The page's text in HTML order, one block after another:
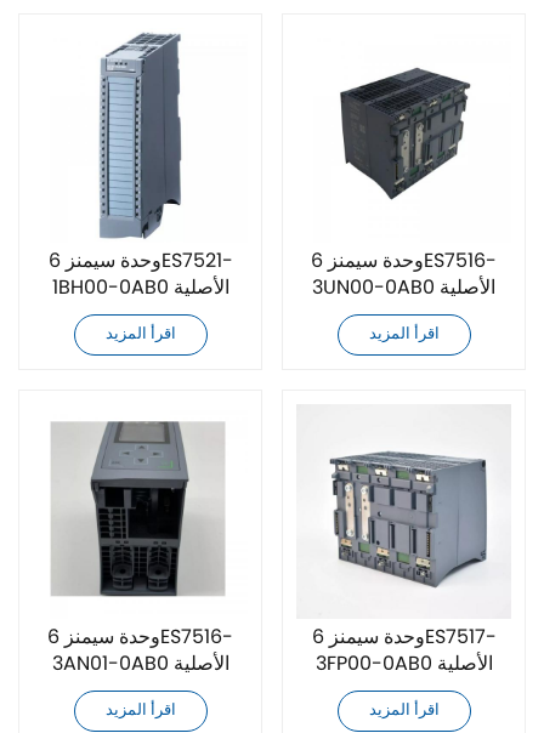
وحدة سيمنز 6ES7521-
1BH00-0AB0 الأصلية
الجديدة
اقرأ المزيد
وحدة سيمنز 6ES7516-
3UN00-0AB0 الأصلية
الجديدة
اقرأ المزيد
وحدة سيمنز 6ES7516-
3AN01-0AB0 الأصلية
الجديدة
اقرأ المزيد
وحدة سيمنز 6ES7517-
3FP00-0AB0 الأصلية
الجديدة
اقرأ المزيد